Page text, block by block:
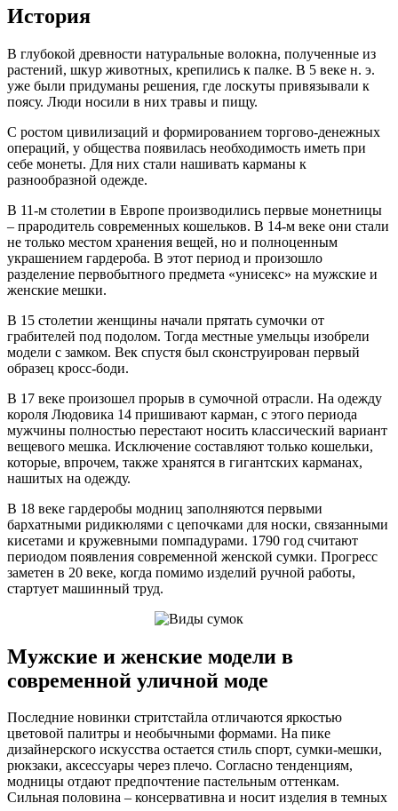
История
В глубокой древности натуральные волокна, полученные из
растений, шкур животных, крепились к палке. В 5 веке н. э.
уже были придуманы решения, где лоскуты привязывали к
поясу. Люди носили в них травы и пищу.
С ростом цивилизаций и формированием торгово-денежных
операций, у общества появилась необходимость иметь при
себе монеты. Для них стали нашивать карманы к
разнообразной одежде.
В 11-м столетии в Европе производились первые монетницы
– прародитель современных кошельков. В 14-м веке они стали
не только местом хранения вещей, но и полноценным
украшением гардероба. В этот период и произошло
разделение первобытного предмета «унисекс» на мужские и
женские мешки.
В 15 столетии женщины начали прятать сумочки от
грабителей под подолом. Тогда местные умельцы изобрели
модели с замком. Век спустя был сконструирован первый
образец кросс-боди.
В 17 веке произошел прорыв в сумочной отрасли. На одежду
короля Людовика 14 пришивают карман, с этого периода
мужчины полностью перестают носить классический вариант
вещевого мешка. Исключение составляют только кошельки,
которые, впрочем, также хранятся в гигантских карманах,
нашитых на одежду.
В 18 веке гардеробы модниц заполняются первыми
бархатными ридикюлями с цепочками для носки, связанными
кисетами и кружевными помпадурами. 1790 год считают
периодом появления современной женской сумки. Прогресс
заметен в 20 веке, когда помимо изделий ручной работы,
стартует машинный труд.
Мужские и женские модели в
современной уличной моде
Последние новинки стритстайла отличаются яркостью
цветовой палитры и необычными формами. На пике
дизайнерского искусства остается стиль спорт, сумки-мешки,
рюкзаки, аксессуары через плечо. Согласно тенденциям,
модницы отдают предпочтение пастельным оттенкам.
Сильная половина – консервативна и носит изделия в темных